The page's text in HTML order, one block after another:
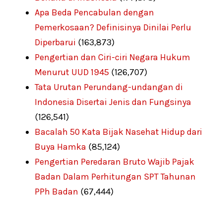
Apa Beda Pencabulan dengan
Pemerkosaan? Definisinya Dinilai Perlu
Diperbarui (163,873)
Pengertian dan Ciri-ciri Negara Hukum
Menurut UUD 1945 (126,707)
Tata Urutan Perundang-undangan di
Indonesia Disertai Jenis dan Fungsinya
(126,541)
Bacalah 50 Kata Bijak Nasehat Hidup dari
Buya Hamka (85,124)
Pengertian Peredaran Bruto Wajib Pajak
Badan Dalam Perhitungan SPT Tahunan
PPh Badan (67,444)